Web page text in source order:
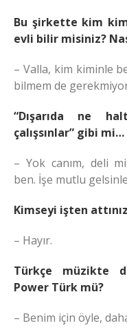
Bu şirkette kim
evli bilir misiniz?
– Valla, kim kiminle
bilmem de
“Dışarıda ne
çalışsınlar” gibi mi…
– Yok canım, deli
ben. İşe mutlu
Kimseyi işten
– Hayır.
Türkçe müzikte
Power Türk mü?
– Benim için öyle,